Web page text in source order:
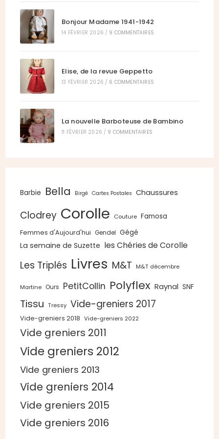
Bonjour Madame 1941-1942
14 FÉVRIER 2026 / 9 COMMENTAIRES
Elise, de la revue Geppetto
13 FÉVRIER 2026 / 6 COMMENTAIRES
La nouvelle Barboteuse de Bambino
11 FÉVRIER 2026 / 9 COMMENTAIRES
Barbie Bella Birgé Cartes Postales Chaussures
Clodrey Corolle Couture Famosa
Femmes d'Aujourd'hui Gendel Gégé
La semaine de Suzette les Chéries de Corolle
Les Triplés Livres M&T M&T décembre
Martine Ours PetitCollin Polyflex Raynal SNF
Tissu Tressy Vide-greniers 2017
Vide-greniers 2018 Vide-greniers 2022
Vide greniers 2011
Vide greniers 2012
Vide greniers 2013
Vide greniers 2014
Vide greniers 2015
Vide greniers 2016